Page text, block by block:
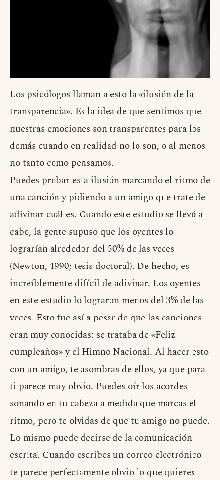
Los psicólogos llaman a esto la «ilusión de la
transparencia». Es la idea de que sentimos que
nuestras emociones son transparentes para los
demás cuando en realidad no lo son, o al menos
no tanto como pensamos.
Puedes probar esta ilusión marcando el ritmo de
una canción y pidiendo a un amigo que trate de
adivinar cuál es. Cuando este estudio se llevó a
cabo, la gente supuso que los oyentes lo
lograrían alrededor del 50% de las veces
(Newton, 1990; tesis doctoral). De hecho, es
increíblemente difícil de adivinar. Los oyentes
en este estudio lo lograron menos del 3% de las
veces. Esto fue así a pesar de que las canciones
eran muy conocidas: se trataba de «Feliz
cumpleaños» y el Himno Nacional. Al hacer esto
con un amigo, te asombras de ellos, ya que para
ti parece muy obvio. Puedes oír los acordes
sonando en tu cabeza a medida que marcas el
ritmo, pero te olvidas de que tu amigo no puede.
Lo mismo puede decirse de la comunicación
escrita. Cuando escribes un correo electrónico
te parece perfectamente obvio lo que quieres